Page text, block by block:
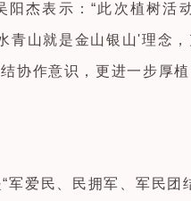
杰表示：“此次植树活
青山就是金山银山'理念，
协作意识，更进一步厚
军爱民、民拥军、军民团